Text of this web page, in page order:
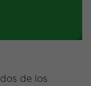
de los